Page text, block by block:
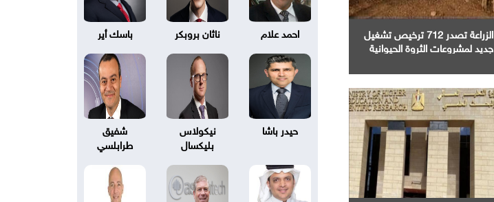
الزراعة تصدر 712 ترخيص تشغيل
جديد لمشروعات الثروة الحيوانية
احمد علام ناثان بروبكر باسك أير
حيدر باشا
نيكولاس
بليكسال
شفيق
طرابلسي